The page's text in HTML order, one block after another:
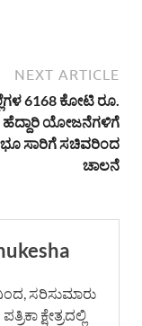
NEXT ARTICLE
6168 ಕೋಟಿ ರೂ.
ಹೆದ್ದಾರಿ ಯೋಜನೆಗಳಿಗೆ
ಭೂ ಸಾರಿಗೆ ಸಚಿವರಿಂದ
ಚಾಲನೆ
ಸರಿಸುಮಾರು
ಕ್ಷೇತ್ರದಲ್ಲಿ